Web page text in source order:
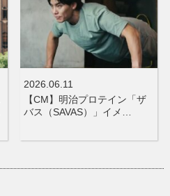
2026.06.11
【CM】明治プロテイン「ザ
バス（SAVAS）」イメ…